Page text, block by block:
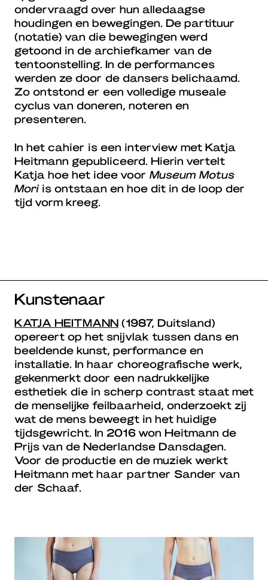
ondervraagd over hun alledaagse
houdingen en bewegingen. De partituur
(notatie) van die bewegingen werd
getoond in de archiefkamer van de
tentoonstelling. In de performances
werden ze door de dansers belichaamd.
Zo ontstond er een volledige museale
cyclus van doneren, noteren en
presenteren.
In het cahier is een interview met Katja
Heitmann gepubliceerd. Hierin vertelt
Katja hoe het idee voor Museum Motus
Mori is ontstaan en hoe dit in de loop der
tijd vorm kreeg.
Kunstenaar
KATJA HEITMANN (1987, Duitsland)
opereert op het snijvlak tussen dans en
beeldende kunst, performance en
installatie. In haar choreografische werk,
gekenmerkt door een nadrukkelijke
esthetiek die in scherp contrast staat met
de menselijke feilbaarheid, onderzoekt zij
wat de mens beweegt in het huidige
tijdsgewricht. In 2016 won Heitmann de
Prijs van de Nederlandse Dansdagen.
Voor de productie en de muziek werkt
Heitmann met haar partner Sander van
der Schaaf.